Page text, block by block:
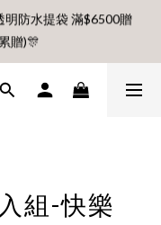
防水提袋 滿$6500贈
贈)🎊
贈)🎊
升等雙面景觀客房
🔥
防水提袋 滿$6500贈
贈)🎊
組-快樂